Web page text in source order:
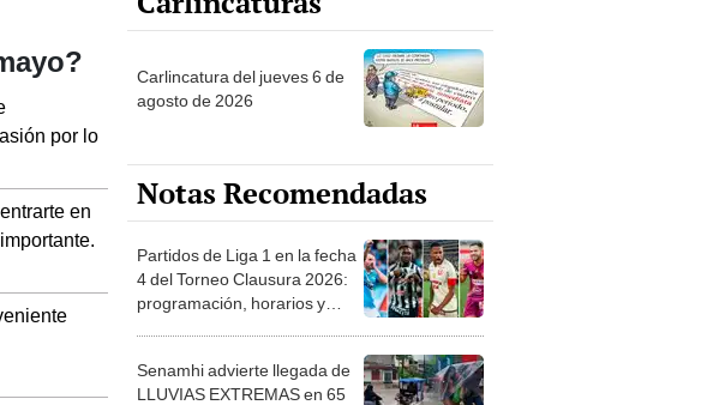
por lo
en
Carlincatura del jueves 6 de
agosto de 2026
Notas Recomendadas
Partidos de Liga 1 en la fecha
4 del Torneo Clausura 2026:
programación, horarios y
Senamhi advierte llegada de
LLUVIAS EXTREMAS en 65